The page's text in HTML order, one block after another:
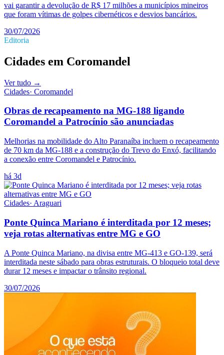
vai garantir a devolução de R$ 17 milhões a municípios mineiros
que foram vítimas de golpes cibernéticos e desvios bancários.
30/07/2026
Editoria
Cidades em Coromandel
Ver tudo →
Cidades· Coromandel
Obras de recapeamento na MG-188 ligando
Coromandel a Patrocínio são anunciadas
Melhorias na mobilidade do Alto Paranaíba incluem o recapeamento
de 70 km da MG-188 e a construção do Trevo do Enxó, facilitando
a conexão entre Coromandel e Patrocínio.
há 3d
Cidades· Araguari
Ponte Quinca Mariano é interditada por 12 meses;
veja rotas alternativas entre MG e GO
A Ponte Quinca Mariano, na divisa entre MG-413 e GO-139, será
interditada neste sábado para obras estruturais. O bloqueio total deve
durar 12 meses e impactar o trânsito regional.
30/07/2026